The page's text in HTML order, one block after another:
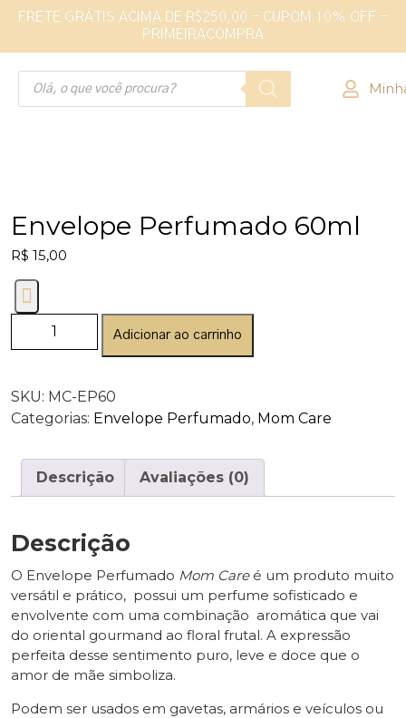
FRETE GRÁTIS ACIMA DE R$250,00 - CUPOM 10% OFF -
PRIMEIRACOMPRA
Envelope Perfumado 60ml
R$ 15,00
Adicionar ao carrinho
SKU: MC-EP60
Categorias: Envelope Perfumado, Mom Care
Descrição Avaliações (0)
Descrição
O Envelope Perfumado Mom Care é um produto muito
versátil e prático, possui um perfume sofisticado e
envolvente com uma combinação aromática que vai
do oriental gourmand ao floral frutal. A expressão
perfeita desse sentimento puro, leve e doce que o
amor de mãe simboliza.
Podem ser usados em gavetas, armários e veículos ou